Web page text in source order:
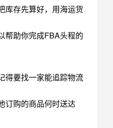
库存先算好，用海运货
帮助你完成FBA头程的
得要找一家能追踪物流
订购的商品何时送达